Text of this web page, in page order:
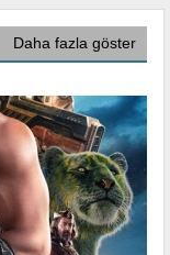
Daha fazla göster